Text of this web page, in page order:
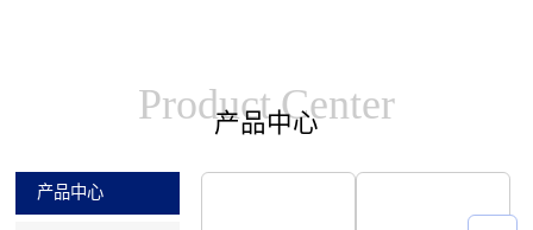
Product Center
产品中心
产品中心